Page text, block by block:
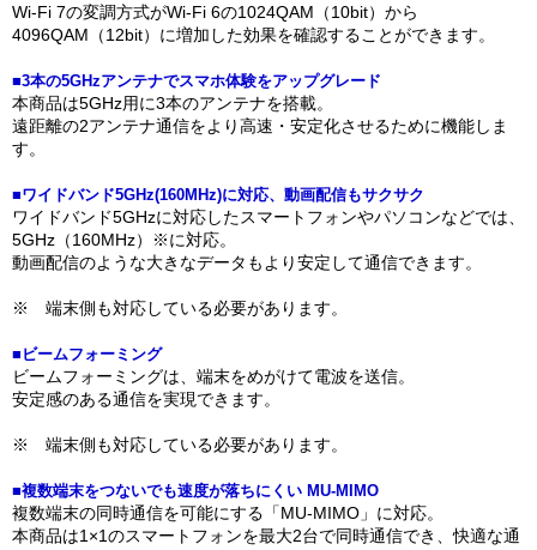
Wi-Fi 7の変調方式がWi-Fi 6の1024QAM（10bit）から
4096QAM（12bit）に増加した効果を確認することができます。
■3本の5GHzアンテナでスマホ体験をアップグレード
本商品は5GHz用に3本のアンテナを搭載。
遠距離の2アンテナ通信をより高速・安定化させるために機能しま
す。
■ワイドバンド5GHz(160MHz)に対応、動画配信もサクサク
ワイドバンド5GHzに対応したスマートフォンやパソコンなどでは、
5GHz（160MHz）※に対応。
動画配信のような大きなデータもより安定して通信できます。
※ 端末側も対応している必要があります。
■ビームフォーミング
ビームフォーミングは、端末をめがけて電波を送信。
安定感のある通信を実現できます。
※ 端末側も対応している必要があります。
■複数端末をつないでも速度が落ちにくい MU-MIMO
複数端末の同時通信を可能にする「MU-MIMO」に対応。
本商品は1×1のスマートフォンを最大2台で同時通信でき、快適な通